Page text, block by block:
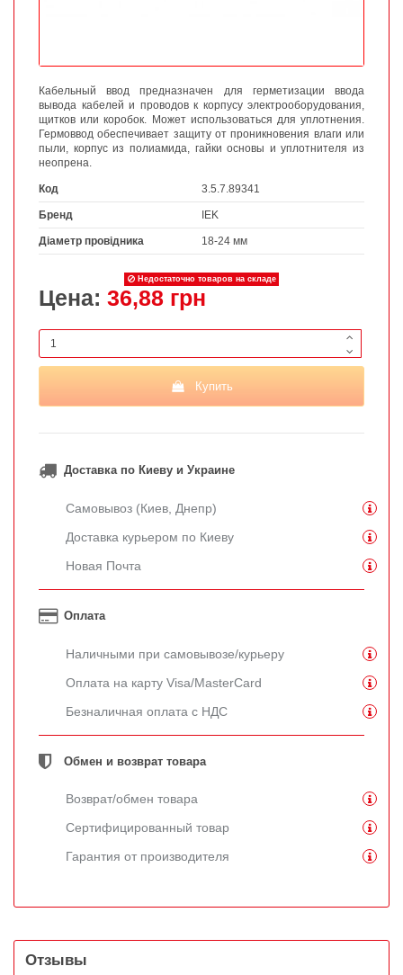
Кабельный ввод предназначен для герметизации ввода
вывода кабелей и проводов к корпусу электрооборудования,
щитков или коробок. Может использоваться для уплотнения.
Гермоввод обеспечивает защиту от проникновения влаги или
пыли, корпус из полиамида, гайки основы и уплотнителя из
неопрена.
Код 3.5.7.89341
Бренд IEK
Діаметр провідника 18-24 мм
Недостаточно товаров на складе
Цена: 36,88 грн
Купить
Доставка по Киеву и Украине
Самовывоз (Киев, Днепр)
Доставка курьером по Киеву
Новая Почта
Оплата
Наличными при самовывозе/курьеру
Оплата на карту Visa/MasterCard
Безналичная оплата с НДС
Обмен и возврат товара
Возврат/обмен товара
Сертифицированный товар
Гарантия от производителя
Отзывы